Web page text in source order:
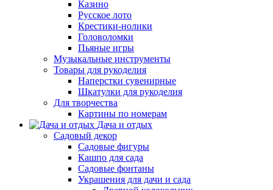
Казино
Русское лото
Крестики-нолики
Головоломки
Пьяные игры
Музыкальные инструменты
Товары для рукоделия
Наперстки сувенирные
Шкатулки для рукоделия
Для творчества
Картины по номерам
Дача и отдых
Садовый декор
Садовые фигуры
Кашпо для сада
Садовые фонтаны
Украшения для дачи и сада